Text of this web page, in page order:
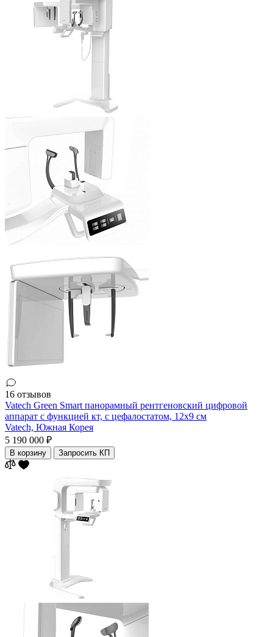
16 отзывов
Vatech Green Smart панорамный рентгеновский цифровой
аппарат с функцией кт, с цефалостатом, 12x9 см
Vatech, Южная Корея
5 190 000 ₽
В корзину Запросить КП